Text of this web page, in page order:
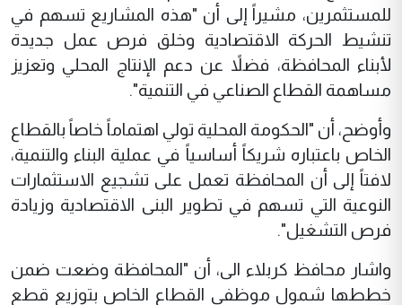
للمستثمرين، مشيراً إلى أن "هذه المشاريع تسهم في
تنشيط الحركة الاقتصادية وخلق فرص عمل جديدة
لأبناء المحافظة، فضلاً عن دعم الإنتاج المحلي وتعزيز
مساهمة القطاع الصناعي في التنمية".
وأوضح، أن "الحكومة المحلية تولي اهتماماً خاصاً بالقطاع
الخاص باعتباره شريكاً أساسياً في عملية البناء والتنمية،
لافتاً إلى أن المحافظة تعمل على تشجيع الاستثمارات
النوعية التي تسهم في تطوير البنى الاقتصادية وزيادة
فرص التشغيل".
واشار محافظ كربلاء الى، أن "المحافظة وضعت ضمن
خططها شمول موظفي القطاع الخاص بتوزيع قطع